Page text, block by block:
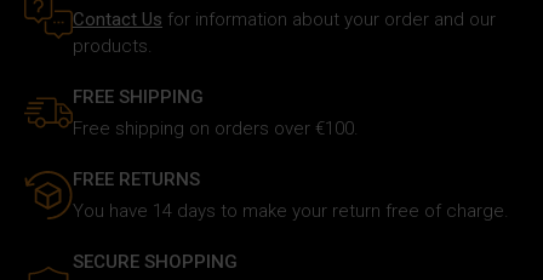
Contact Us for information about your order and our
products.
FREE SHIPPING
Free shipping on orders over €100.
FREE RETURNS
You have 14 days to make your return free of charge.
SECURE SHOPPING